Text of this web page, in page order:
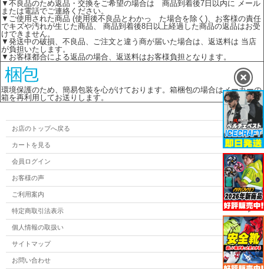
▼不良品のため返品・交換をご希望の場合は 商品到着後7日以内に メール
または電話でご連絡ください。
▼ご使用された商品 (使用後不良品とわかっ た場合を除く)、お客様の責任
でキズや汚れが生じた商品、 商品到着後8日以上経過した商品の返品はお受
けできません。
▼発送中の破損、不良品、ご注文と違う商が届いた場合は、返送料は 当店
が負担いたします。
▼お客様都合による返品の場合、返送料はお客様負担となります。
環境保護のため、簡易包装を心がけております。箱梱包の場合はメーカーの
箱を再利用してお送りします。
お店のトップへ戻る
カートを見る
会員ログイン
お客様の声
ご利用案内
特定商取引法表示
個人情報の取扱い
サイトマップ
お問い合わせ